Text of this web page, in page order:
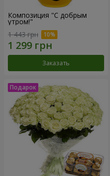
Композиция "С добрым
утром!"
1 443 грн
Заказать